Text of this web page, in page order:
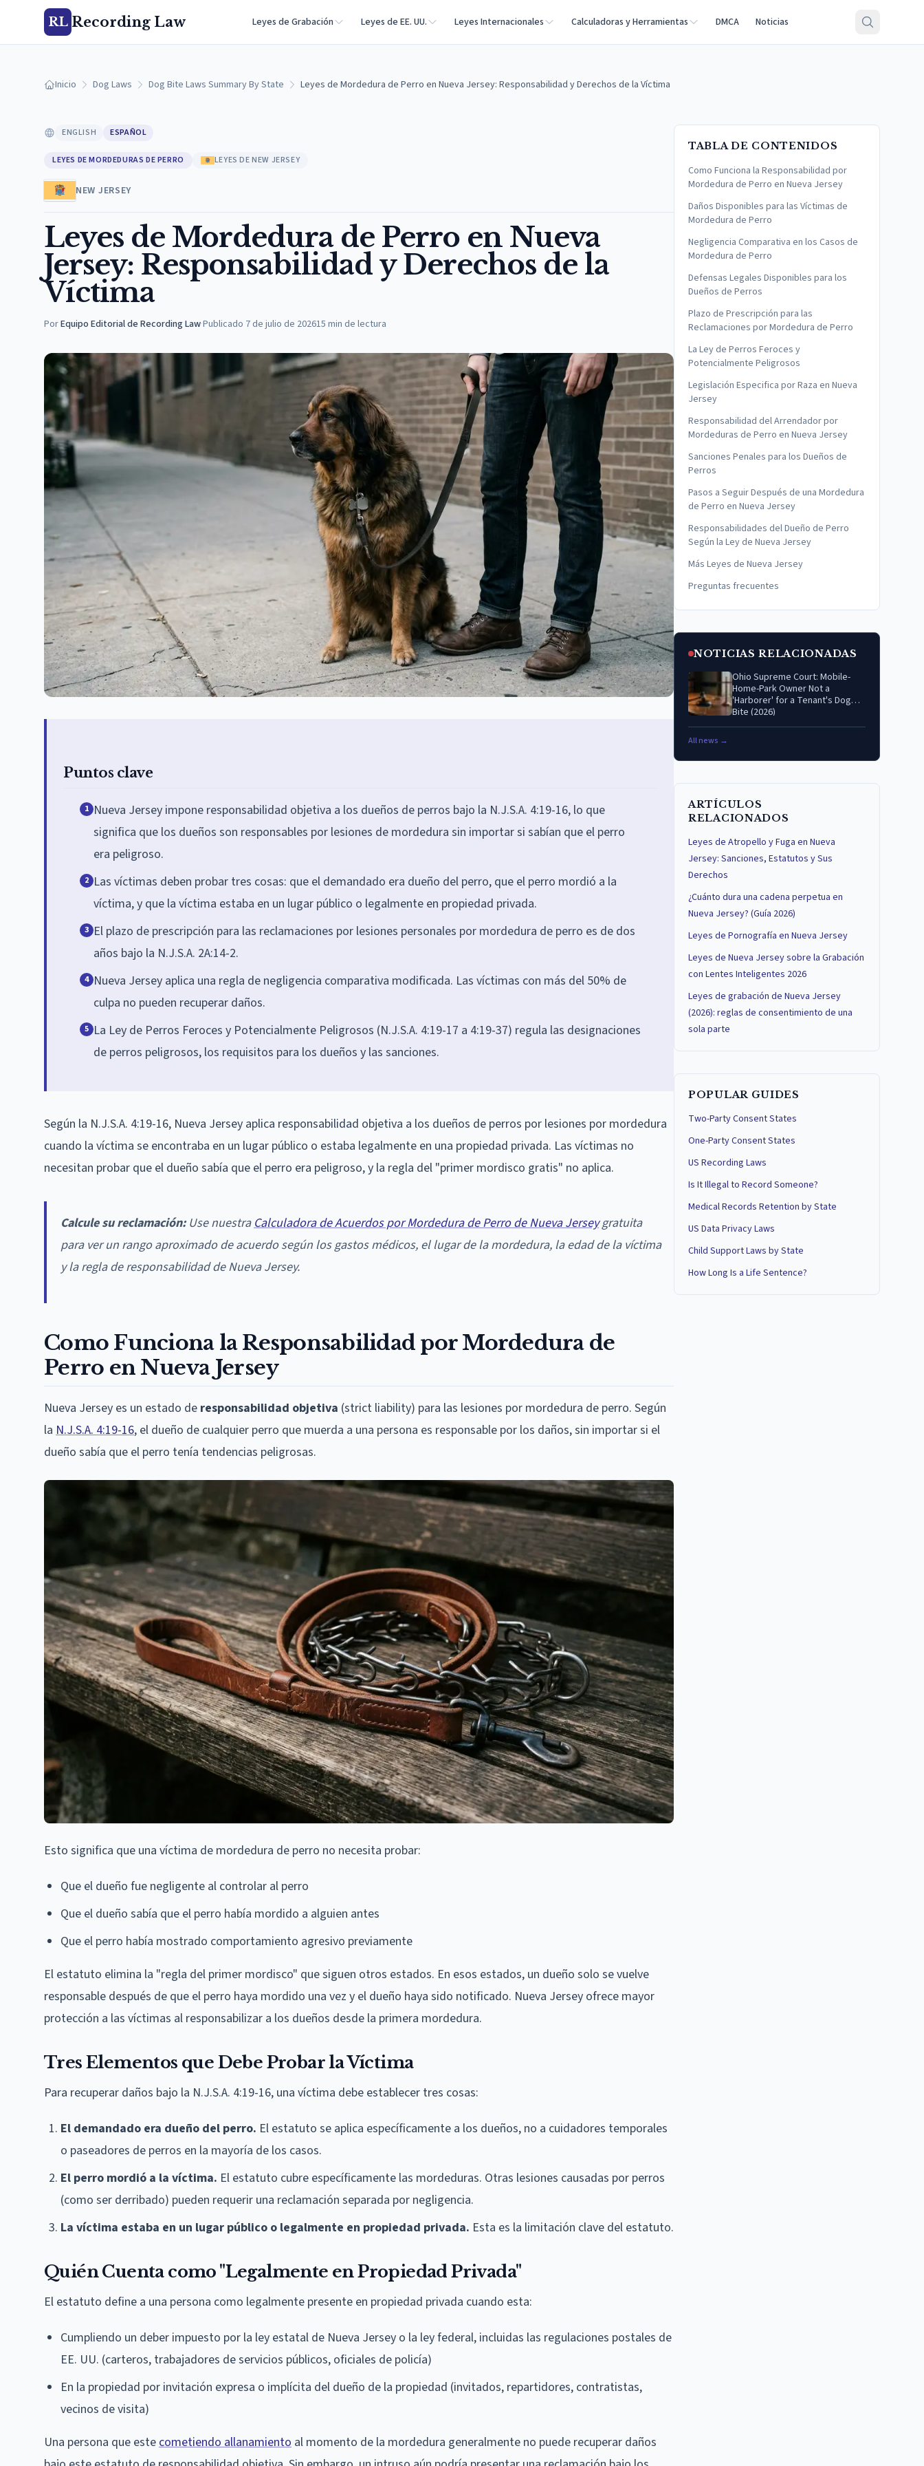
RL Recording Law Leyes de Grabación Leyes de EE. UU. Leyes Internacionales Calculadoras y Herramientas DMCA Noticias
Inicio Dog Laws Dog Bite Laws Summary By State Leyes de Mordedura de Perro en Nueva Jersey: Responsabilidad y Derechos de la Víctima
ENGLISH ESPAÑOL
LEYES DE MORDEDURAS DE PERRO LEYES DE NEW JERSEY
NEW JERSEY
Leyes de Mordedura de Perro en Nueva
Jersey: Responsabilidad y Derechos de la
Víctima
PorEquipo Editorial de Recording Law·Publicado 7 de julio de 202615 min de lectura
Puntos clave
1 Nueva Jersey impone responsabilidad objetiva a los dueños de perros bajo la N.J.S.A. 4:19-16, lo que
significa que los dueños son responsables por lesiones de mordedura sin importar si sabían que el perro
era peligroso.
2 Las víctimas deben probar tres cosas: que el demandado era dueño del perro, que el perro mordió a la
víctima, y que la víctima estaba en un lugar público o legalmente en propiedad privada.
3 El plazo de prescripción para las reclamaciones por lesiones personales por mordedura de perro es de dos
años bajo la N.J.S.A. 2A:14-2.
4 Nueva Jersey aplica una regla de negligencia comparativa modificada. Las víctimas con más del 50% de
culpa no pueden recuperar daños.
5 La Ley de Perros Feroces y Potencialmente Peligrosos (N.J.S.A. 4:19-17 a 4:19-37) regula las designaciones
de perros peligrosos, los requisitos para los dueños y las sanciones.
Según la N.J.S.A. 4:19-16, Nueva Jersey aplica responsabilidad objetiva a los dueños de perros por lesiones por mordedura
cuando la víctima se encontraba en un lugar público o estaba legalmente en una propiedad privada. Las víctimas no
necesitan probar que el dueño sabía que el perro era peligroso, y la regla del "primer mordisco gratis" no aplica.
Calcule su reclamación:Use nuestra Calculadora de Acuerdos por Mordedura de Perro de Nueva Jerseygratuita
para ver un rango aproximado de acuerdo según los gastos médicos, el lugar de la mordedura, la edad de la víctima
y la regla de responsabilidad de Nueva Jersey.
Como Funciona la Responsabilidad por Mordedura de
Perro en Nueva Jersey
Nueva Jersey es un estado de responsabilidad objetiva (strict liability) para las lesiones por mordedura de perro. Según
la N.J.S.A. 4:19-16, el dueño de cualquier perro que muerda a una persona es responsable por los daños, sin importar si el
dueño sabía que el perro tenía tendencias peligrosas.
Esto significa que una víctima de mordedura de perro no necesita probar:
Que el dueño fue negligente al controlar al perro
Que el dueño sabía que el perro había mordido a alguien antes
Que el perro había mostrado comportamiento agresivo previamente
El estatuto elimina la "regla del primer mordisco" que siguen otros estados. En esos estados, un dueño solo se vuelve
responsable después de que el perro haya mordido una vez y el dueño haya sido notificado. Nueva Jersey ofrece mayor
protección a las víctimas al responsabilizar a los dueños desde la primera mordedura.
Tres Elementos que Debe Probar la Víctima
Para recuperar daños bajo la N.J.S.A. 4:19-16, una víctima debe establecer tres cosas:
El demandado era dueño del perro. El estatuto se aplica específicamente a los dueños, no a cuidadores temporales
o paseadores de perros en la mayoría de los casos.
El perro mordió a la víctima. El estatuto cubre específicamente las mordeduras. Otras lesiones causadas por perros
(como ser derribado) pueden requerir una reclamación separada por negligencia.
La víctima estaba en un lugar público o legalmente en propiedad privada. Esta es la limitación clave del estatuto.
Quién Cuenta como "Legalmente en Propiedad Privada"
El estatuto define a una persona como legalmente presente en propiedad privada cuando esta:
Cumpliendo un deber impuesto por la ley estatal de Nueva Jersey o la ley federal, incluidas las regulaciones postales de
EE. UU. (carteros, trabajadores de servicios públicos, oficiales de policía)
En la propiedad por invitación expresa o implícita del dueño de la propiedad (invitados, repartidores, contratistas,
vecinos de visita)
Una persona que estecometiendo allanamiento al momento de la mordedura generalmente no puede recuperar daños
TABLA DE CONTENIDOS
Como Funciona la Responsabilidad por
Mordedura de Perro en Nueva Jersey
Daños Disponibles para las Víctimas de
Mordedura de Perro
Negligencia Comparativa en los Casos de
Mordedura de Perro
Defensas Legales Disponibles para los
Dueños de Perros
Plazo de Prescripción para las
Reclamaciones por Mordedura de Perro
La Ley de Perros Feroces y
Potencialmente Peligrosos
Legislación Especifica por Raza en Nueva
Jersey
Responsabilidad del Arrendador por
Mordeduras de Perro en Nueva Jersey
Sanciones Penales para los Dueños de
Perros
Pasos a Seguir Después de una Mordedura
de Perro en Nueva Jersey
Responsabilidades del Dueño de Perro
Según la Ley de Nueva Jersey
Más Leyes de Nueva Jersey
Preguntas frecuentes
NOTICIAS RELACIONADAS
Ohio Supreme Court: Mobile-
Home-Park Owner Not a
'Harborer' for a Tenant's Dog
Bite (2026)
All news →
ARTÍCULOS
RELACIONADOS
Leyes de Atropello y Fuga en Nueva
Jersey: Sanciones, Estatutos y Sus
Derechos
¿Cuánto dura una cadena perpetua en
Nueva Jersey? (Guía 2026)
Leyes de Pornografía en Nueva Jersey
Leyes de Nueva Jersey sobre la Grabación
con Lentes Inteligentes 2026
Leyes de grabación de Nueva Jersey
(2026): reglas de consentimiento de una
sola parte
POPULAR GUIDES
Two-Party Consent States
One-Party Consent States
US Recording Laws
Is It Illegal to Record Someone?
Medical Records Retention by State
US Data Privacy Laws
Child Support Laws by State
How Long Is a Life Sentence?